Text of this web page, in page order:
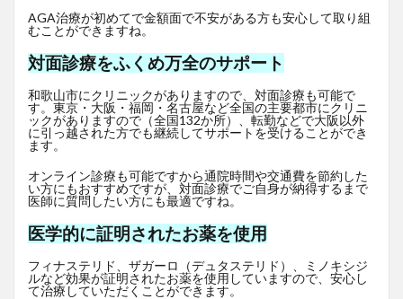
AGA治療が初めてで金額面で不安がある方も安心して取り組
むことができますね。
対面診療をふくめ万全のサポート
和歌山市にクリニックがありますので、対面診療も可能で
す。東京・大阪・福岡・名古屋など全国の主要都市にクリニ
ックがありますので（全国132か所）、転勤などで大阪以外
に引っ越された方でも継続してサポートを受けることができ
ます。
オンライン診療も可能ですから通院時間や交通費を節約した
い方にもおすすめですが、対面診療でご自身が納得するまで
医師に質問したい方にも最適ですね。
医学的に証明されたお薬を使用
フィナステリド、ザガーロ（デュタステリド）、ミノキシジ
ルなど効果が証明されたお薬を使用していますので、安心し
て治療していただくことができます。